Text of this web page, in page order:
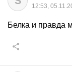
12:53,
Белка и правда